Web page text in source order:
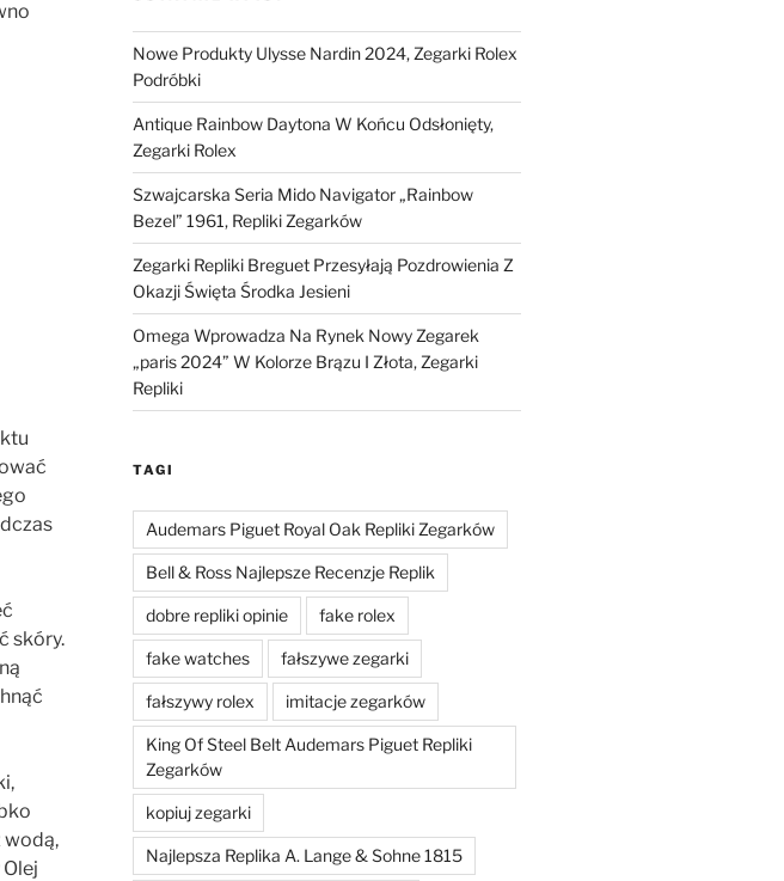
skóry.
wodą,
Nowe Produkty Ulysse Nardin 2024, Zegarki Rolex
Podróbki
Antique Rainbow Daytona W Końcu Odsłonięty,
Zegarki Rolex
Szwajcarska Seria Mido Navigator „Rainbow
Bezel” 1961, Repliki Zegarków
Zegarki Repliki Breguet Przesyłają Pozdrowienia Z
Okazji Święta Środka Jesieni
Omega Wprowadza Na Rynek Nowy Zegarek
„paris 2024” W Kolorze Brązu I Złota, Zegarki
Repliki
TAGI
Audemars Piguet Royal Oak Repliki Zegarków
Bell & Ross Najlepsze Recenzje Replik
dobre repliki opinie fake rolex
fake watches fałszywe zegarki
fałszywy rolex imitacje zegarków
King Of Steel Belt Audemars Piguet Repliki
Zegarków
kopiuj zegarki
Najlepsza Replika A. Lange & Sohne 1815